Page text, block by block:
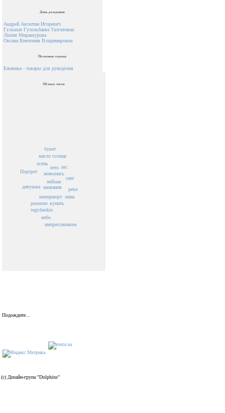
День рождения
Андрей Аксютин Игоревич
Гульшат Гузельбаева Талгатовна
Лилия Мирашурова
Оксана Винтонив Владимировна
Полезные ссылки
Ежевика - товары для рукоделия
Облако тегов
пейзаж
названия
живопись
лето
натюрморт
купить
солнце
лес
зима
осень
букет
масло
река
снег
tegicheskie
реализм
небо
импрессионизм
Портрет
девушка
Подождите...
(c) Дизайн-група "Dolphins"